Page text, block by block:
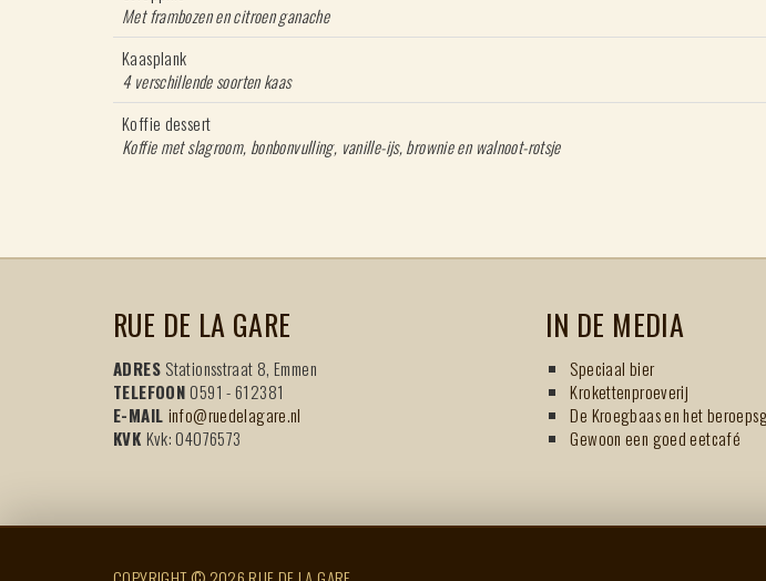
Met frambozen en citroen ganache
Kaasplank
4 verschillende soorten kaas
Koffie dessert
Koffie met slagroom, bonbonvulling, vanille-ijs, brownie en walnoot-rotsje
RUE DE LA GARE
ADRES Stationsstraat 8, Emmen
TELEFOON0591 - 612381
E-MAIL info@ruedelagare.nl
KVK Kvk: 04076573
IN DE MEDIA
Speciaal bier
Krokettenproeverij
De Kroegbaas en het
Gewoon een goed eetcafé